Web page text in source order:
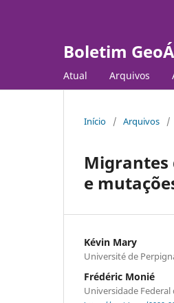
Boletim
Atual Arquivos
Início / Arquivos /
Migrantes
e
Kévin Mary
Université de
Frédéric Monié
Universidade Federal